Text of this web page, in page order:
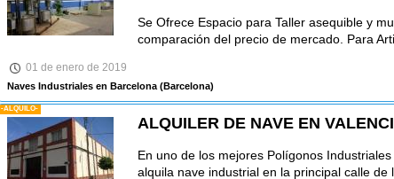
Se Ofrece Espacio para Taller asequible y
comparación del precio de mercado. Para
01 de enero de 2019
Naves Industriales en Barcelona(Barcelona)
-ALQUILO-
ALQUILER DE NAVE EN
En uno de los mejores Polígonos
alquila nave industrial en la principal calle de l